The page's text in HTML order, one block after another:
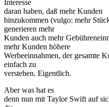
Interesse
daran haben, daß mehr Kunden
hinzukommen (vulgo: mehr
generieren mehr
Kunden auch mehr
mehr Kunden höhere
Werbeeinnahmen, der gesamte
einfach zu
verstehen. Eigentlich.
Aber was hat es
denn nun mit Taylor Swift auf